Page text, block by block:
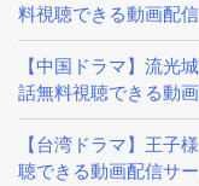
料視聴できる動画配
【中国ドラマ】流光
話無料視聴できる動
【台湾ドラマ】王子
聴できる動画配信サ